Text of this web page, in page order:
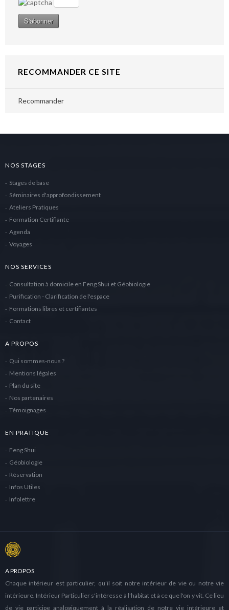
RECOMMANDER CE SITE
Recommander
NOS STAGES
Stages de base
Séminaires d'approfondissement
Ateliers Pratiques
Formation Certifiante
Agenda
Voyages
NOS SERVICES
Consultation à domicile en Feng Shui et Géobiologie
Purification - Clarification de l'espace
Formations libres et certifiantes
Contact
A PROPOS
Qui sommes-nous ?
Mentions légales
Plan du site
Nos partenaires
Témoignages
EN PRATIQUE
Feng Shui
Géobiologie
Réservation
Infos Utiles
Infolettre
A PROPOS
Chaque intérieur est particulier, qu’il soit notre intérieur de vie ou notre vie
intérieure. Intérieur Particulier s'intéresse à l'habitat et à ce que l'on y vit. Ce lieu
de vie participe analogiquement à la réalisation de notre vie intérieure et